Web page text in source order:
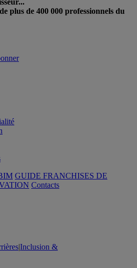
plus de 400 000 professionnels du
GUIDE FRANCHISES DE
Contacts
|Inclusion &